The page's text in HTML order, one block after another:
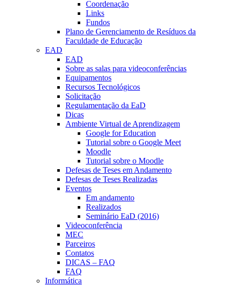
Coordenação
Links
Fundos
Plano de Gerenciamento de Resíduos da
Faculdade de Educação
EAD
EAD
Sobre as salas para videoconferências
Equipamentos
Recursos Tecnológicos
Solicitação
Regulamentação da EaD
Dicas
Ambiente Virtual de Aprendizagem
Google for Education
Tutorial sobre o Google Meet
Moodle
Tutorial sobre o Moodle
Defesas de Teses em Andamento
Defesas de Teses Realizadas
Eventos
Em andamento
Realizados
Seminário EaD (2016)
Videoconferência
MEC
Parceiros
Contatos
DICAS – FAQ
FAQ
Informática